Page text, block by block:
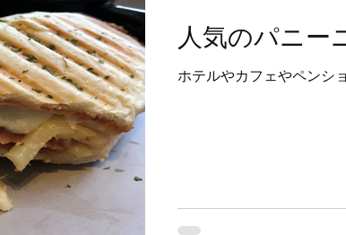
人気のパニー
ホテルやカフェやペンシ